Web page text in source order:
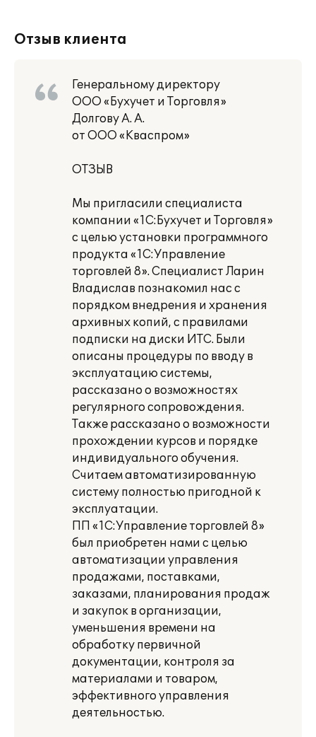
Отзыв клиента
Генеральному директору
ООО «Бухучет и Торговля»
Долгову А. А.
от ООО «Кваспром»
ОТЗЫВ
Мы пригласили специалиста
компании «1С:Бухучет и Торговля»
с целью установки программного
продукта «1С:Управление
торговлей 8». Специалист Ларин
Владислав познакомил нас с
порядком внедрения и хранения
архивных копий, с правилами
подписки на диски ИТС. Были
описаны процедуры по вводу в
эксплуатацию системы,
рассказано о возможностях
регулярного сопровождения.
Также рассказано о возможности
прохождении курсов и порядке
индивидуального обучения.
Считаем автоматизированную
систему полностью пригодной к
эксплуатации.
ПП «1С:Управление торговлей 8»
был приобретен нами с целью
автоматизации управления
продажами, поставками,
заказами, планирования продаж
и закупок в организации,
уменьшения времени на
обработку первичной
документации, контроля за
материалами и товаром,
эффективного управления
деятельностью.